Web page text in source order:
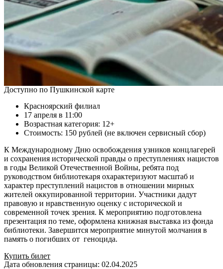
Доступно по Пушкинской карте
Красноярский филиал
17 апреля в 11:00
Возрастная категория: 12+
Стоимость: 150 рублей (не включен сервисный сбор)
К Международному Дню освобождения узников концлагерей
и сохранения исторической правды о преступлениях нацистов
в годы Великой Отечественной Войны, ребята под
руководством библиотекаря охарактеризуют масштаб и
характер преступлений нацистов в отношении мирных
жителей оккупированной территории. Участники дадут
правовую и нравственную оценку с исторической и
современной точек зрения. К мероприятию подготовлена
презентация по теме, оформлена книжная выставка из фонда
библиотеки. Завершится мероприятие минутой молчания в
память о погибших от геноцида.
Купить билет
Дата обновления страницы: 02.04.2025